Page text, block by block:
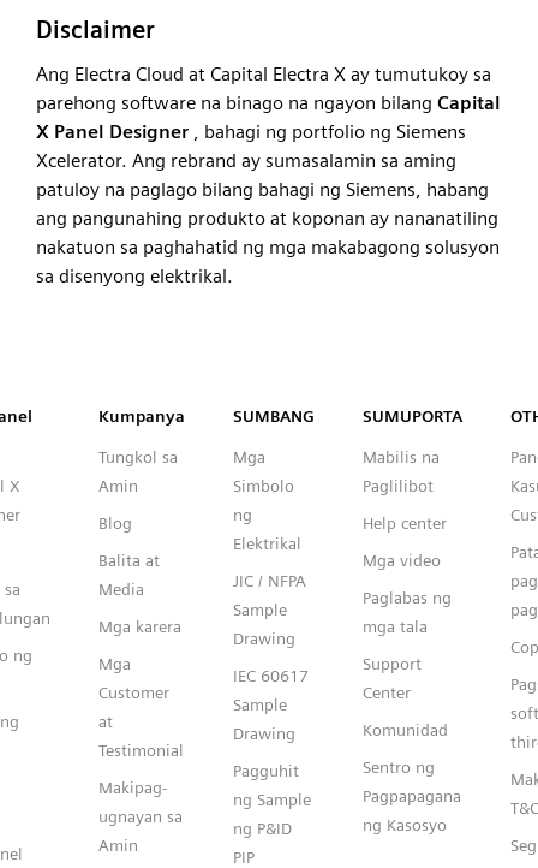
Disclaimer
Ang Electra Cloud at Capital Electra X ay tumutukoy sa
parehong software na binago na ngayon bilang Capital
X Panel Designer , bahagi ng portfolio ng Siemens
Xcelerator. Ang rebrand ay sumasalamin sa aming
patuloy na paglago bilang bahagi ng Siemens, habang
ang pangunahing produkto at koponan ay nananatiling
nakatuon sa paghahatid ng mga makabagong solusyon
sa disenyong elektrikal.
Capital™ X Panel Designer
X
ng
Kumpanya
Tungkol sa
Amin
Blog
Balita at
Media
Mga karera
Mga
Customer
at
Testimonial
Makipag-
ugnayan sa
Amin
SUMBANG
Mga
Simbolo
ng
Elektrikal
JIC / NFPA
Sample
Drawing
IEC 60617
Sample
Drawing
Pagguhit
ng Sample
ng P&ID
PIP
SUMUPORTA
Mabilis na
Paglilibot
Help center
Mga video
Paglabas ng
mga tala
Support
Center
Komunidad
Sentro ng
Pagpapagana
ng Kasosyo
T&C